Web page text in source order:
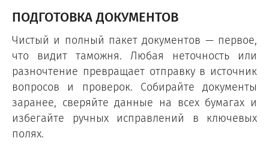
ПОДГОТОВКА ДОКУМЕНТОВ
Чистый и полный пакет документов — первое,
что видит таможня. Любая неточность или
разночтение превращает отправку в источник
вопросов и проверок. Собирайте документы
заранее, сверяйте данные на всех бумагах и
избегайте ручных исправлений в ключевых
полях.